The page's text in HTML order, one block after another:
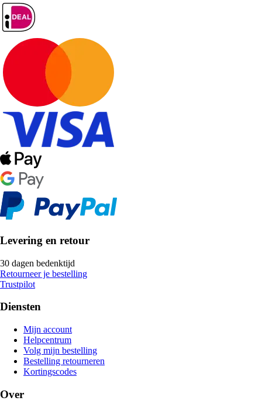
Levering en retour
30 dagen bedenktijd
Retourneer je bestelling
Trustpilot
Diensten
Mijn account
Helpcentrum
Volg mijn bestelling
Bestelling retourneren
Kortingscodes
Over